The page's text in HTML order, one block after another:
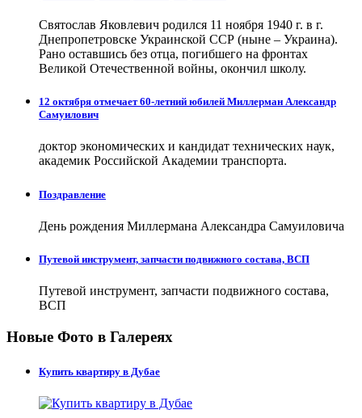
Святослав Яковлевич родился 11 ноября 1940 г. в г.
Днепропетровске Украинской ССР (ныне – Украина).
Рано оставшись без отца, погибшего на фронтах
Великой Отечественной войны, окончил школу.
12 октября отмечает 60-летний юбилей Миллерман Александр
Самуилович
доктор экономических и кандидат технических наук,
академик Российской Академии транспорта.
Поздравление
День рождения Миллермана Александра Самуиловича
Путевой инструмент, запчасти подвижного состава, ВСП
Путевой инструмент, запчасти подвижного состава,
ВСП
Новые Фото в Галереях
Купить квартиру в Дубае